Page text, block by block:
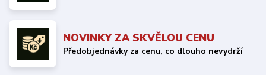
NOVINKY ZA SKVĚLOU CENU
Předobjednávky za cenu, co dlouho nevydrží